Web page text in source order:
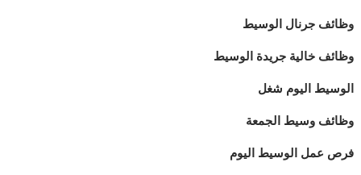
وظائف جرنال الوسيط
وظائف خالية جريدة الوسيط
الوسيط اليوم شغل
وظائف وسيط الجمعة
فرص عمل الوسيط اليوم